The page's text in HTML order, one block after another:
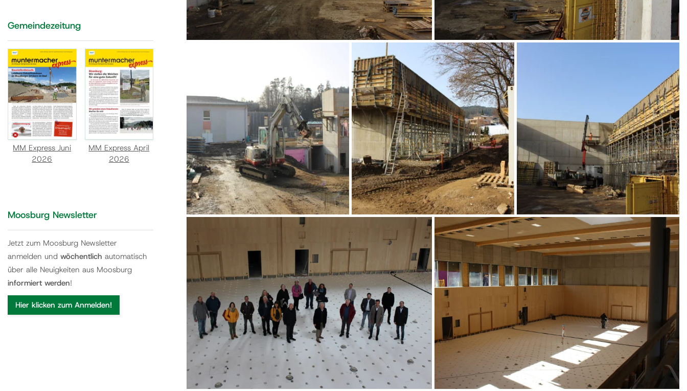
Gemeindezeitung
MM Express Juni
2026
MM Express April
2026
Moosburg Newsletter
Jetzt zum Moosburg Newsletter
anmelden und wöchentlich automatisch
über alle Neuigkeiten aus Moosburg
informiert werden!
Hier klicken zum Anmelden!